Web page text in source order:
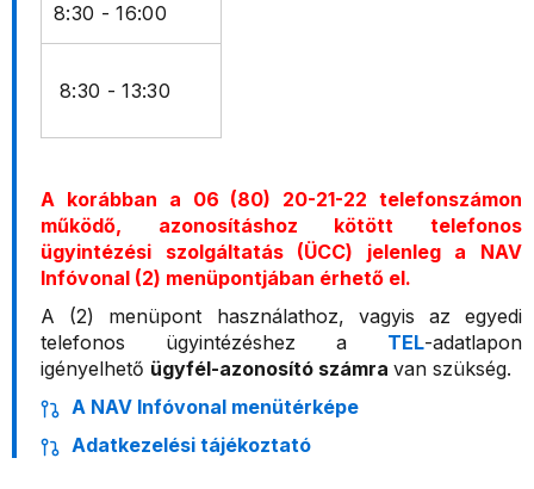
8:30 - 16:00
8:30 - 13:30
A korábban a 06 (80) 20-21-22 telefonszámon
működő, azonosításhoz kötött telefonos
ügyintézési szolgáltatás (ÜCC) jelenleg a NAV
Infóvonal (2) menüpontjában érhető el.
A (2) menüpont használathoz, vagyis az egyedi
telefonos ügyintézéshez a TEL-adatlapon
igényelhető ügyfél-azonosító számra van szükség.
A NAV Infóvonal menütérképe
Adatkezelési tájékoztató